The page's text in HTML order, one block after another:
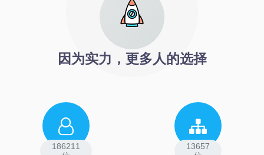
因为实力，更多人的选择
186211
13657